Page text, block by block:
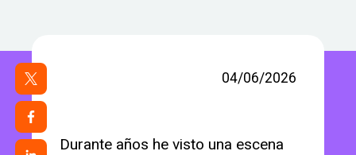
04/06/2026
Durante años he visto una escena